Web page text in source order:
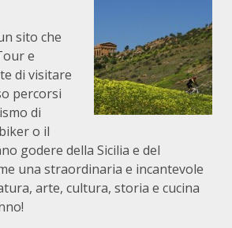
sito che
e
di visitare
percorsi
di
o il
godere della Sicilia e del
una straordinaria e incantevole
arte, cultura, storia e cucina